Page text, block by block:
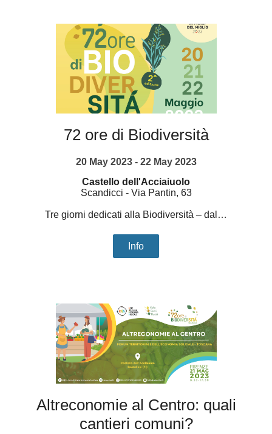
72 ore di Biodiversità
20 May 2023 - 22 May 2023
Castello dell'Acciaiuolo
Scandicci - Via Pantin, 63
Tre giorni dedicati alla Biodiversità – dal…
Info
Altreconomie al Centro: quali
cantieri comuni?